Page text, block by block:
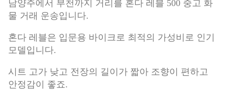
남양주에서 부천까지 거리를 혼다 레블 500 중고 화
물 거래 운송입니다.
혼다 레블은 입문용 바이크로 최적의 가성비로 인기
모델입니다.
시트 고가 낮고 전장의 길이가 짧아 조향이 편하고
안정감이 좋죠.